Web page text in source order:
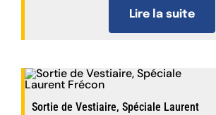
Lire la suite
Sortie de Vestiaire, Spéciale Laurent